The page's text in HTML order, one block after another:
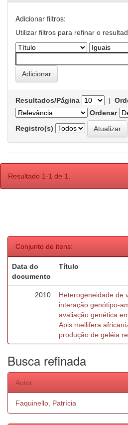
Adicionar filtros:
Utilizar filtros para refinar o
Resultados/Página |
Ordenar
Registro(s)
Resultado 1-1 de 1.
Conjunto de itens:
Data do
documento
Título
2010
Heterogeneidade de
interação genótipo-
avaliação genética
Apis mellifera
produção de geléia
Busca refinada
Autor
Faquinello, Patrícia